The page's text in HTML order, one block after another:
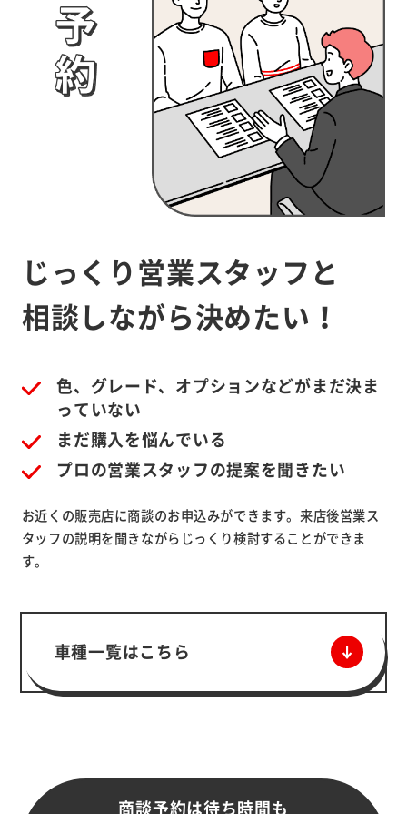
じっくり営業スタッフと
相談しながら決めたい！
色、グレード、オプションなどがまだ決ま
っていない
まだ購入を悩んでいる
プロの営業スタッフの提案を聞きたい
お近くの販売店に商談のお申込みができます。来店後営業ス
タッフの説明を聞きながらじっくり検討することができま
す。
車種一覧はこちら
商談予約は待ち時間も